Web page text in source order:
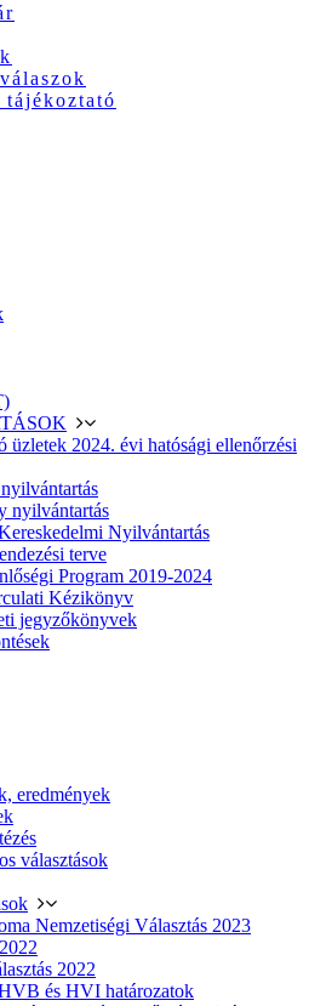
tájékoztató
üzletek 2024. évi hatósági ellenőrzési
nyilvántartás
Nyilvántartás
terve
Program 2019-2024
Kézikönyv
jegyzőkönyvek
eredmények
választások
Nemzetiségi Választás 2023
2022
és HVI határozatok